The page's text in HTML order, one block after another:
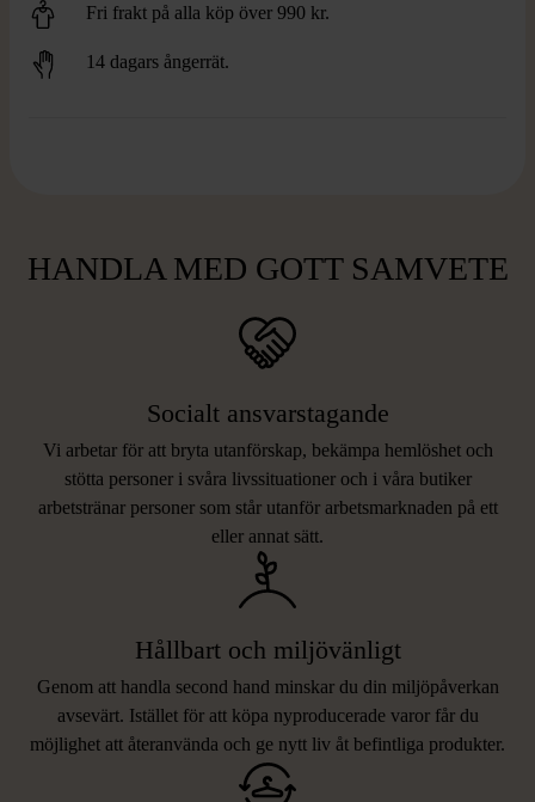
Fri frakt på alla köp över 990 kr.
14 dagars ångerrät.
HANDLA MED GOTT SAMVETE
Socialt ansvarstagande
Vi arbetar för att bryta utanförskap, bekämpa hemlöshet och
stötta personer i svåra livssituationer och i våra butiker
arbetstränar personer som står utanför arbetsmarknaden på ett
eller annat sätt.
Hållbart och miljövänligt
Genom att handla second hand minskar du din miljöpåverkan
avsevärt. Istället för att köpa nyproducerade varor får du
möjlighet att återanvända och ge nytt liv åt befintliga produkter.